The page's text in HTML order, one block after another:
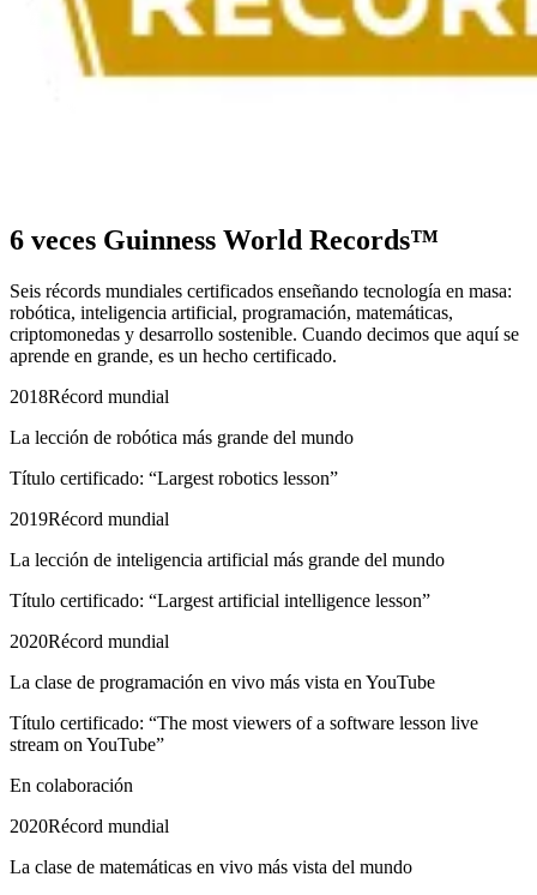
6 veces Guinness World Records™
Seis récords mundiales certificados enseñando tecnología en masa:
robótica, inteligencia artificial, programación, matemáticas,
criptomonedas y desarrollo sostenible. Cuando decimos que aquí se
aprende en grande, es un hecho certificado.
2018Récord mundial
La lección de robótica más grande del mundo
Título certificado: “Largest robotics lesson”
2019Récord mundial
La lección de inteligencia artificial más grande del mundo
Título certificado: “Largest artificial intelligence lesson”
2020Récord mundial
La clase de programación en vivo más vista en YouTube
Título certificado: “The most viewers of a software lesson live
stream on YouTube”
En colaboración
2020Récord mundial
La clase de matemáticas en vivo más vista del mundo